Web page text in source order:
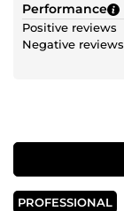
Performance
Positive reviews
Negative reviews
PROFESSIONAL